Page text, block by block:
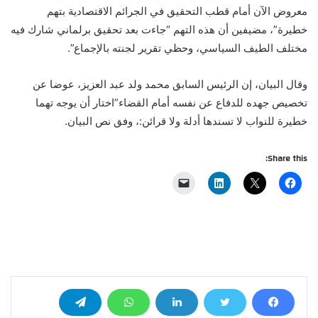
معروض الآن أمام قطب التحقيق في الجرائم الاقتصادية بتهم
خطيرة”، مضيفين أن هذه التهم “جاءت بعد تحقيق برلماني شارك فيه
مختلف الطيف السياسي، وحظي تقرير لجنته بالإجماع”.
وقال البيان، إن الرئيس السابق محمد ولد عبد العزيز، عوضا عن
تخصيص جهده للدفاع عن نفسه أمام القضاء”اختار أن يوجه تهما
خطيرة للنواب لا تسندها أدلة ولا قرائن:، وفق نص البيان.
Share this: